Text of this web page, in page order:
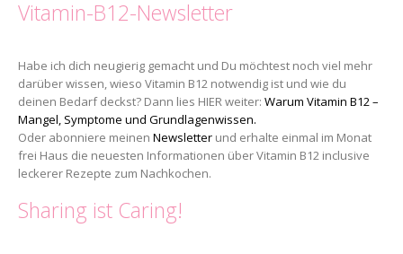
Vitamin-B12-Newsletter
Habe ich dich neugierig gemacht und Du möchtest noch viel mehr
darüber wissen, wieso Vitamin B12 notwendig ist und wie du
deinen Bedarf deckst? Dann lies HIER weiter: Warum Vitamin B12 –
Mangel, Symptome und Grundlagenwissen.
Oder abonniere meinen Newsletter und erhalte einmal im Monat
frei Haus die neuesten Informationen über Vitamin B12 inclusive
leckerer Rezepte zum Nachkochen.
Sharing ist Caring!